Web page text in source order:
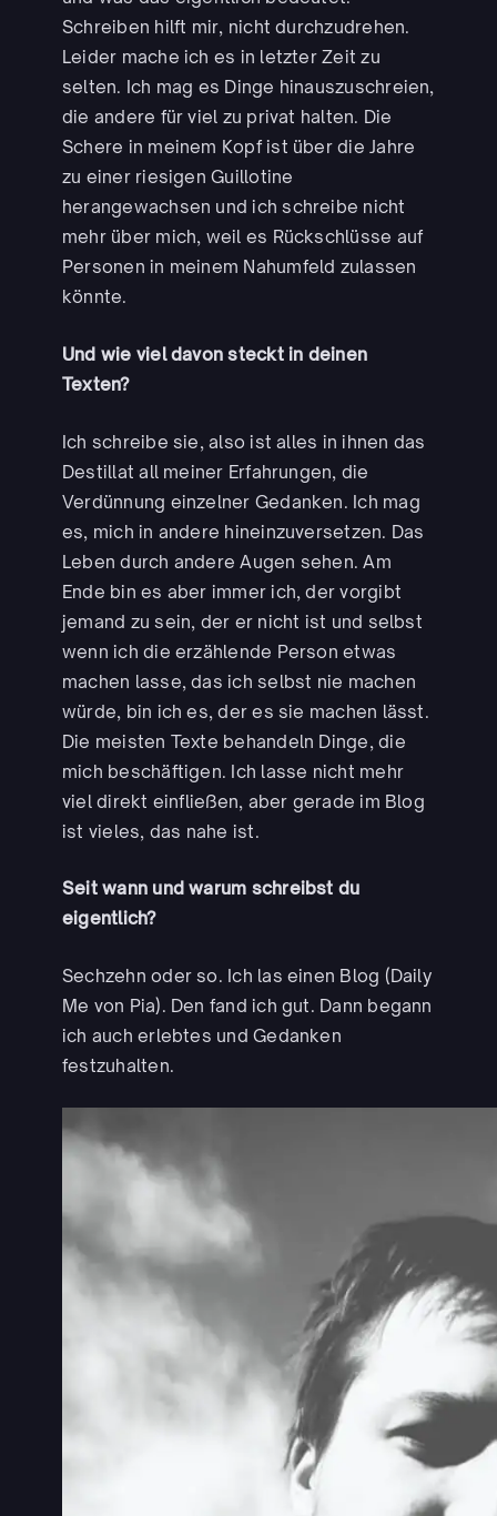
Schreiben hilft mir, nicht durchzudrehen.
Leider mache ich es in letzter Zeit zu
selten. Ich mag es Dinge hinauszuschreien,
die andere für viel zu privat halten. Die
Schere in meinem Kopf ist über die Jahre
zu einer riesigen Guillotine
herangewachsen und ich schreibe nicht
mehr über mich, weil es Rückschlüsse auf
Personen in meinem Nahumfeld zulassen
könnte.
Und wie viel davon steckt in deinen
Texten?
Ich schreibe sie, also ist alles in ihnen das
Destillat all meiner Erfahrungen, die
Verdünnung einzelner Gedanken. Ich mag
es, mich in andere hineinzuversetzen. Das
Leben durch andere Augen sehen. Am
Ende bin es aber immer ich, der vorgibt
jemand zu sein, der er nicht ist und selbst
wenn ich die erzählende Person etwas
machen lasse, das ich selbst nie machen
würde, bin ich es, der es sie machen lässt.
Die meisten Texte behandeln Dinge, die
mich beschäftigen. Ich lasse nicht mehr
viel direkt einfließen, aber gerade im Blog
ist vieles, das nahe ist.
Seit wann und warum schreibst du
eigentlich?
Sechzehn oder so. Ich las einen Blog (Daily
Me von Pia). Den fand ich gut. Dann begann
ich auch erlebtes und Gedanken
festzuhalten.